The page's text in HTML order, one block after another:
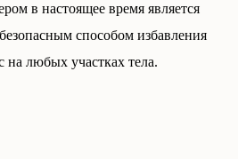
в настоящее время является
способом избавления
на любых участках тела.